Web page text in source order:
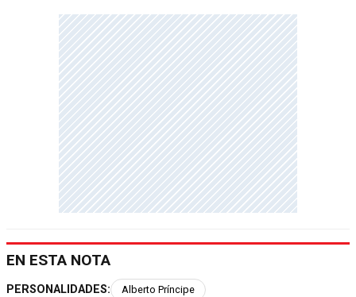
EN ESTA NOTA
PERSONALIDADES: Alberto Príncipe